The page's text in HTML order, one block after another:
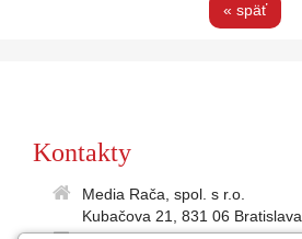
« späť
Kontakty
Media Rača, spol. s r.o.
Kubačova 21, 831 06 Bratislava